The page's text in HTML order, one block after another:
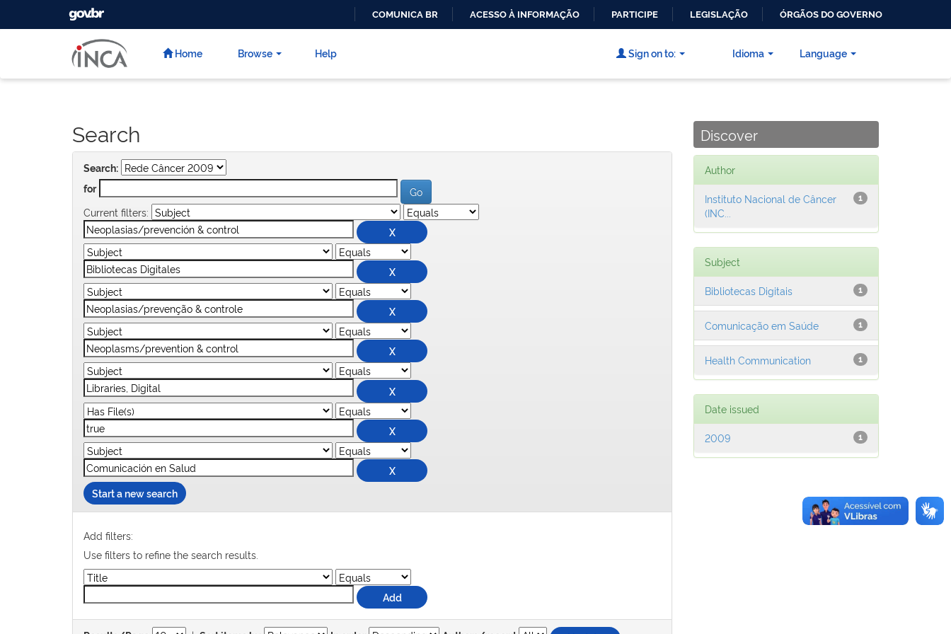
CONTEÚDO
GOVBR
COMUNICA BR ACESSO À INFORMAÇÃO PARTICIPE LEGISLAÇÃO ÓRGÃOS DO GOVERNO
Home Browse Help Language
Sign on to: Idioma
Search
Search:
for
Current filters:
Start a new search
Add filters:
Use filters to refine the search results.
Discover
Author
1
Instituto Nacional de Câncer
(INC...
Subject
1
Bibliotecas Digitais
1
Comunicação em Saúde
1
Health Communication
Date issued
1
2009